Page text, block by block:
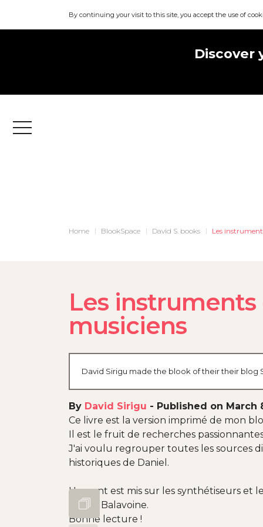
By continuing your visit to this site, you accept the use of
Discover
Menu
Home BlookSpace David S. books Les
Les
musiciens
David Sirigu made the blook of their their
By David Sirigu - Published on March
Ce livre est la version imprimé de mon
Il est le fruit de recherches
J'ai voulu regrouper toutes les sources
historiques de Daniel.
L'accent est mis sur les synthétiseurs
Daniel Balavoine.
Bonne lecture !